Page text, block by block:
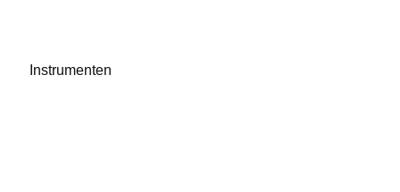
Instrumenten